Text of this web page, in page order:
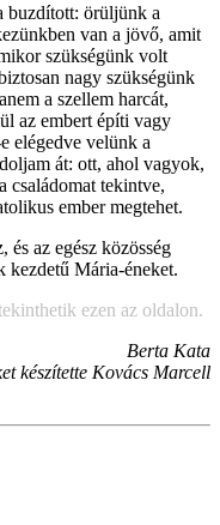
buzdított: örüljünk a
van a jövő, amit
szükségünk volt
nagy szükségünk
a szellem harcát,
az embert építi vagy
elégedve velünk a
át: ott, ahol vagyok,
családomat tekintve,
ember megtehet.
és az egész közösség
kezdetű Mária-éneket.
ezen az oldalon.
Berta Kata
készítette Kovács Marcell